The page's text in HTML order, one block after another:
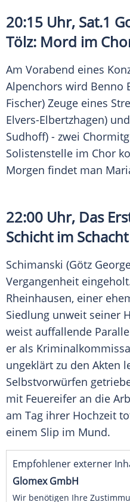
20:15 Uhr, Sat.1
Tölz: Mord im
Am Vorabend eines
Alpenchors wird Benno
Fischer) Zeuge eines
Elvers-Elbertzhagen)
Sudhoff) - zwei
Solistenstelle im Chor
Morgen findet man
22:00 Uhr, Das
Schicht im Schacht
Schimanski (Götz
Vergangenheit
Rheinhausen, einer
Siedlung unweit seiner
weist auffallende
er als
ungeklärt zu den Akten
Selbstvorwürfen
mit Feuereifer an die
am Tag ihrer Hochzeit
einem Slip im Mund.
Empfohlener externer
Glomex GmbH
Wir benötigen Ihre